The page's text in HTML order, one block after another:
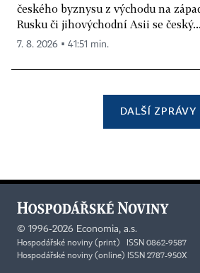
českého byznysu z východu na
Rusku či jihovýchodní Asii se český...
7. 8. 2026 ▪ 41:51 min.
DALŠÍ ZPRÁVY
© 1996-2026 Economia, a.s.
Hospodářské noviny (print) ISSN 0862-9587
Hospodářské noviny (online) ISSN 2787-950X